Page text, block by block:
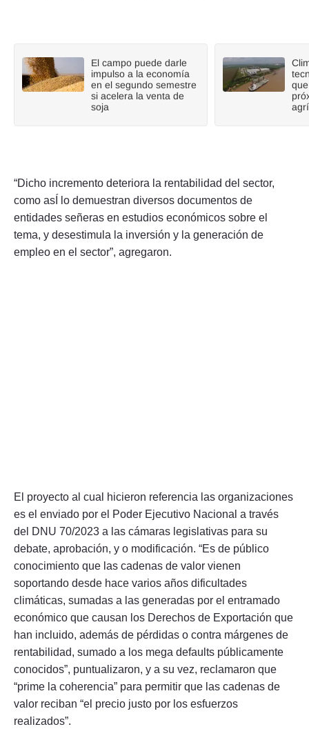
El campo puede darle
impulso a la economía
en el segundo semestre
si acelera la venta de
soja
“Dicho incremento deteriora la rentabilidad del sector,
como asÍ lo demuestran diversos documentos de
entidades señeras en estudios económicos sobre el
tema, y desestimula la inversión y la generación de
empleo en el sector”, agregaron.
El proyecto al cual hicieron referencia las organizaciones
es el enviado por el Poder Ejecutivo Nacional a través
del DNU 70/2023 a las cámaras legislativas para su
debate, aprobación, y o modificación. “Es de público
conocimiento que las cadenas de valor vienen
soportando desde hace varios años dificultades
climáticas, sumadas a las generadas por el entramado
económico que causan los Derechos de Exportación que
han incluido, además de pérdidas o contra márgenes de
rentabilidad, sumado a los mega defaults públicamente
conocidos”, puntualizaron, y a su vez, reclamaron que
“prime la coherencia” para permitir que las cadenas de
valor reciban “el precio justo por los esfuerzos
realizados”.